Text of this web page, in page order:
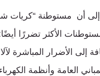
الأكثر تضررًا أيضًا:
إلى الأضرار المباشرة
العامة وأنظمة